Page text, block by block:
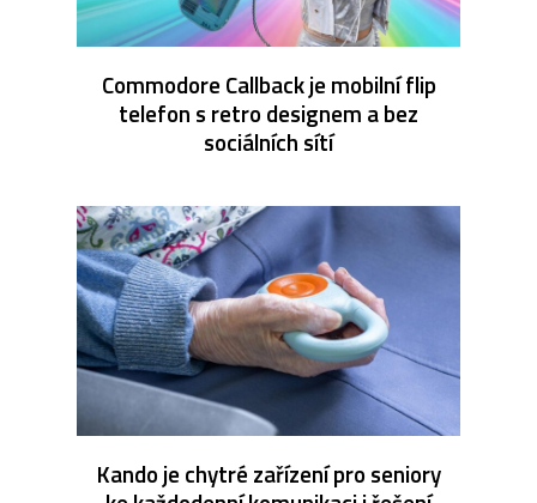
Commodore Callback je mobilní flip
telefon s retro designem a bez
sociálních sítí
Kando je chytré zařízení pro seniory